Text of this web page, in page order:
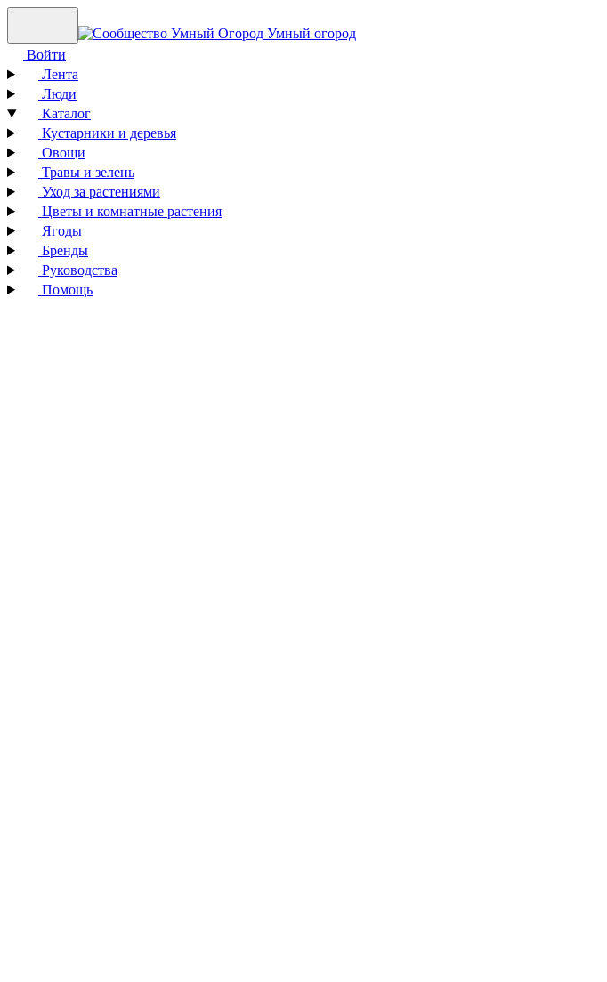
Умный огород
Войти
Лента
Люди
Каталог
Кустарники и деревья
Овощи
Травы и зелень
Уход за растениями
Цветы и комнатные растения
Ягоды
Бренды
Руководства
Помощь